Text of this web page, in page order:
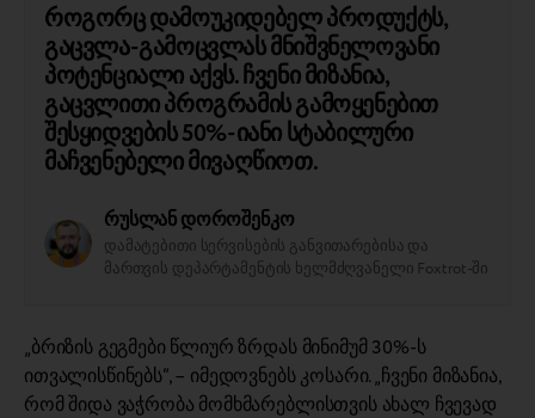
როგორც დამოუკიდებელ პროდუქტს,
გაცვლა-გამოცვლას მნიშვნელოვანი
პოტენციალი აქვს. ჩვენი მიზანია,
გაცვლითი პროგრამის გამოყენებით
შესყიდვების 50%-იანი სტაბილური
მაჩვენებელი მივაღწიოთ.
რუსლან დოროშენკო
დამატებითი სერვისების განვითარებისა და
მართვის დეპარტამენტის ხელმძღვანელი Foxtrot-ში
„ბრიზის გეგმები წლიურ ზრდას მინიმუმ 30%-ს
ითვალისწინებს“, – იმედოვნებს კოსარი. „ჩვენი მიზანია,
რომ შიდა ვაჭრობა მომხმარებლისთვის ახალ ჩვევად